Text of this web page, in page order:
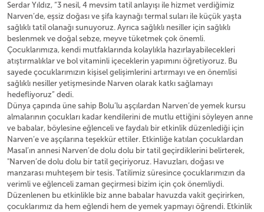
Serdar Yıldız, “3 nesil, 4 mevsim tatil anlayışı ile hizmet verdiğimiz
Narven’de, eşsiz doğası ve şifa kaynağı termal suları ile küçük yaşta
sağlıklı tatil olanağı sunuyoruz. Ayrıca sağlıklı nesiller için sağlıklı
beslenmek ve doğal sebze, meyve tüketmek çok önemli.
Çocuklarımıza, kendi mutfaklarında kolaylıkla hazırlayabilecekleri
atıştırmalıklar ve bol vitaminli içeceklerin yapımını öğretiyoruz. Bu
sayede çocuklarımızın kişisel gelişimlerini artırmayı ve en önemlisi
sağlıklı nesiller yetişmesinde Narven olarak katkı sağlamayı
hedefliyoruz” dedi.
Dünya çapında üne sahip Bolu’lu aşçılardan Narven’de yemek kursu
almalarının çocukları kadar kendilerini de mutlu ettiğini söyleyen anne
ve babalar, böylesine eğlenceli ve faydalı bir etkinlik düzenlediği için
Narven’e ve aşçılarına teşekkür ettiler. Etkinliğe katılan çocuklardan
Masal’ın annesi Narven’de dolu dolu bir tatil geçirdiklerini belirterek,
"Narven’de dolu dolu bir tatil geçiriyoruz. Havuzları, doğası ve
manzarası muhteşem bir tesis. Tatilimiz süresince çocuklarımızın da
verimli ve eğlenceli zaman geçirmesi bizim için çok önemliydi.
Düzenlenen bu etkinlikle biz anne babalar havuzda vakit geçirirken,
çocuklarımız da hem eğlendi hem de yemek yapmayı öğrendi. Etkinlik